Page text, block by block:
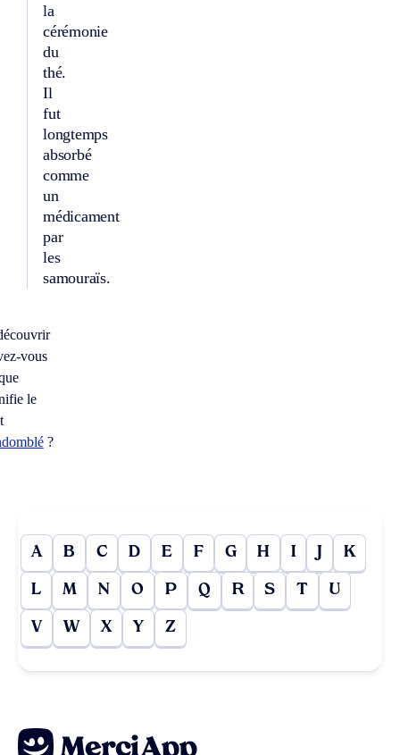
la
cérémonie
du
thé.
Il
fut
longtemps
absorbé
comme
un
médicament
par
les
samouraïs.
vous
le
?
A B C D E F G H I J K
L M N O P Q R S T U
V W X Y Z